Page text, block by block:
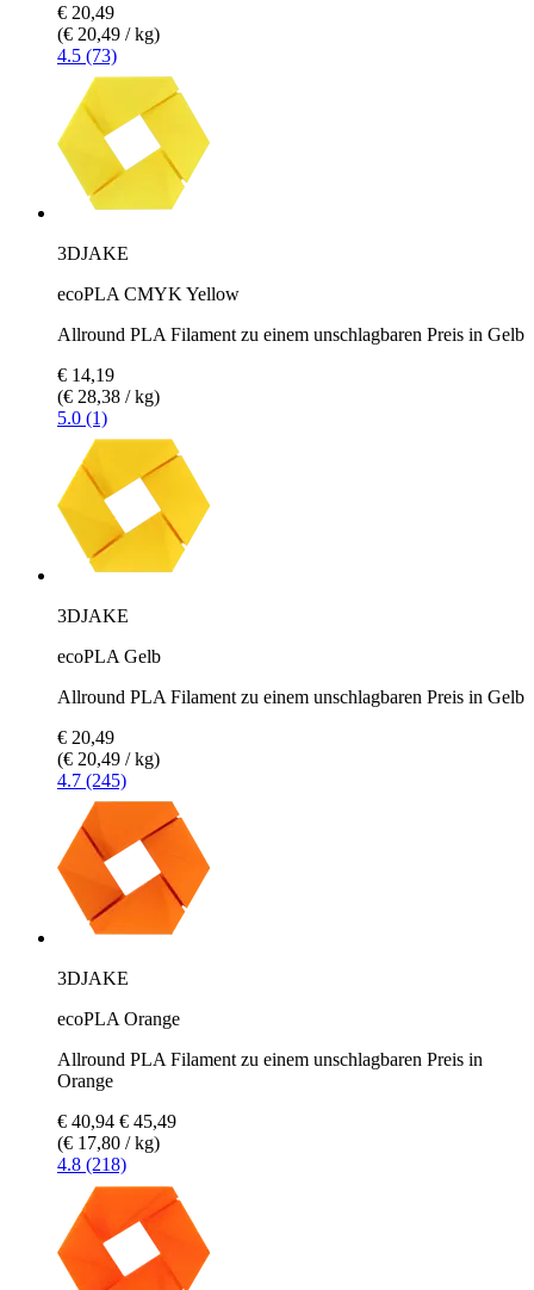
€ 20,49
(€ 20,49 / kg)
4.5 (73)
3DJAKE
ecoPLA CMYK Yellow
Allround PLA Filament zu einem unschlagbaren Preis in Gelb
€ 14,19
(€ 28,38 / kg)
5.0 (1)
3DJAKE
ecoPLA Gelb
Allround PLA Filament zu einem unschlagbaren Preis in Gelb
€ 20,49
(€ 20,49 / kg)
4.7 (245)
3DJAKE
ecoPLA Orange
Allround PLA Filament zu einem unschlagbaren Preis in
Orange
€ 40,94 € 45,49
(€ 17,80 / kg)
4.8 (218)